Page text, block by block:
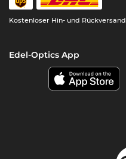
Kostenloser Hin- und Rückversand
Edel-Optics App